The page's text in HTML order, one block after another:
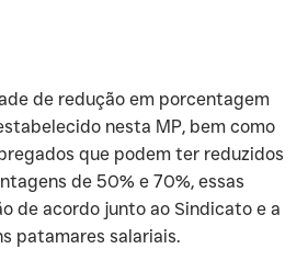
de redução em porcentagem
nesta MP, bem como
que podem ter reduzidos
de 50% e 70%, essas
de acordo junto ao Sindicato e a
patamares salariais.